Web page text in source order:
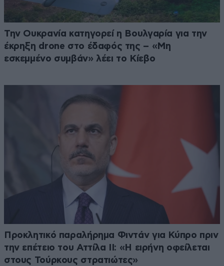
Την Ουκρανία κατηγορεί η Βουλγαρία για την
έκρηξη drone στο έδαφός της – «Μη
εσκεμμένο συμβάν» λέει το Κίεβο
Προκλητικό παραλήρημα Φιντάν για Κύπρο πριν
την επέτειο του Αττίλα ΙΙ: «Η ειρήνη οφείλεται
στους Τούρκους στρατιώτες»